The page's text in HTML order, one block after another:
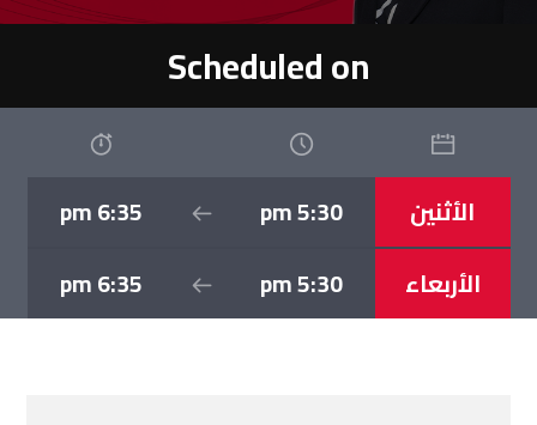
Scheduled on
الأثنين 5:30 pm
6:35 pm
الأربعاء
5:30 pm
6:35 pm